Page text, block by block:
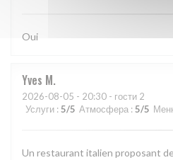
Oui
Yves M
2026-08-05 - 20:30 - гости 2
Услуги : 5/5 Атмосфера : 5/5
Un restaurant italien proposant